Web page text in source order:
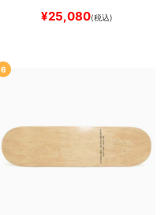
ード スケボー
¥25,080(税込)
6